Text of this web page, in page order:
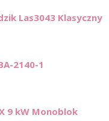
Las3043 Klasyczny
2140-1
9 kW Monoblok